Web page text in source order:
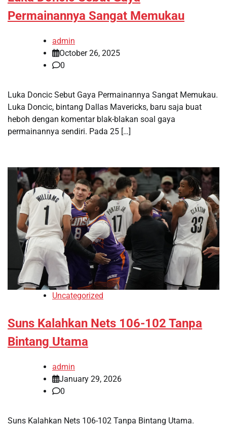
Permainannya Sangat Memukau
admin
October 26, 2025
0
Luka Doncic Sebut Gaya Permainannya Sangat Memukau.
Luka Doncic, bintang Dallas Mavericks, baru saja buat
heboh dengan komentar blak-blakan soal gaya
permainannya sendiri. Pada 25 […]
Uncategorized
Suns Kalahkan Nets 106-102 Tanpa
Bintang Utama
admin
January 29, 2026
0
Suns Kalahkan Nets 106-102 Tanpa Bintang Utama.